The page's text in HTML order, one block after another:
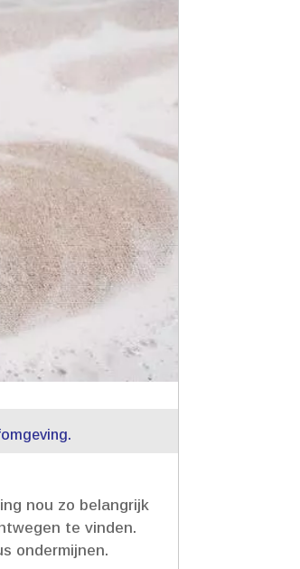
nou zo belangrijk
te vinden.​
ondermijnen.​